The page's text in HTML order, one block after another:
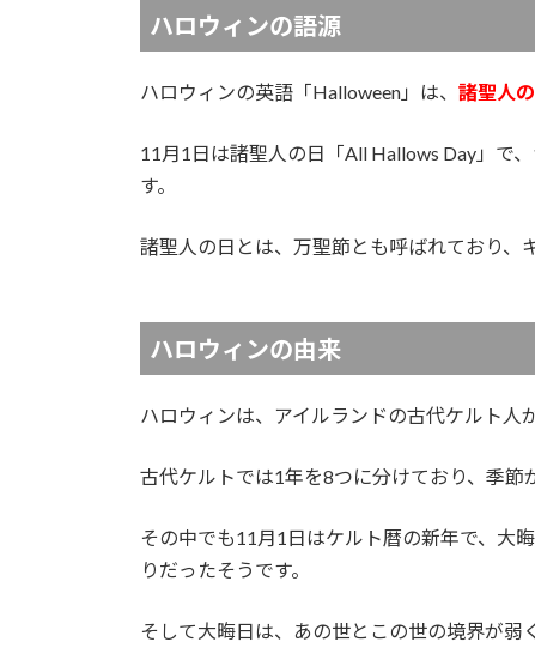
ハロウィンの語源
ハロウィンの英語「Halloween」は、 諸聖人
11月1日は諸聖人の日「All Hallows Day」で
す。
諸聖人の日とは、万聖節とも呼ばれており、
ハロウィンの由来
ハロウィンは、アイルランドの古代ケルト人
古代ケルトでは1年を8つに分けており、季節
その中でも11月1日はケルト暦の新年で、大
りだったそうです。
そして大晦日は、あの世とこの世の境界が弱